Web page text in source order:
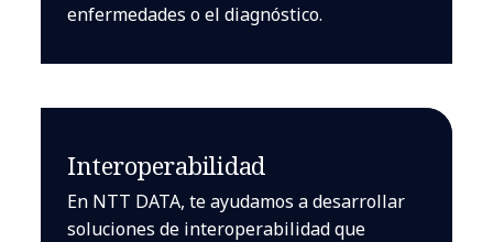
enfermedades o el diagnóstico.
Interoperabilidad
En NTT DATA, te ayudamos a desarrollar
soluciones de interoperabilidad que